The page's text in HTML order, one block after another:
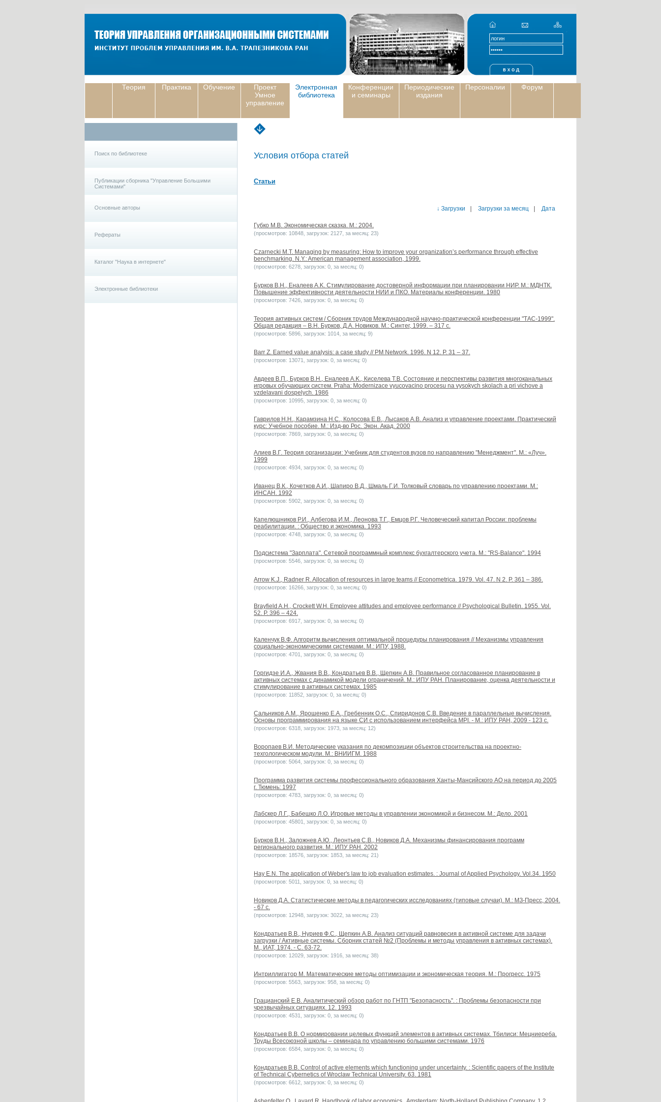
Теория Практика Обучение
Проект
Умное
управление
Электронная
библиотека
Конференции
и семинары
Периодические
издания
Персоналии Форум
Поиск по библиотеке
Публикации сборника "Управление Большими
Системами"
Основные авторы
Рефераты
Каталог "Наука в интернете"
Электронные библиотеки
Условия отбора статей
Статьи
↓ Загрузки Загрузки за месяц Дата
Губко М.В. Экономическая сказка. М.: 2004.
(просмотров: 10848, загрузок: 2127, за месяц: 23)
Czarnecki M.T. Managing by measuring: How to improve your organization’s performance through effective
benchmarking. N.Y.: American management association, 1999.
(просмотров: 6278, загрузок: 0, за месяц: 0)
Бурков B.H., Еналеев A.K. Стимулирование достоверной информации при планировании НИР. М.: МДНТК.
Повышение эффективности деятельности НИИ и ПКО. Материалы конференции. 1980
(просмотров: 7426, загрузок: 0, за месяц: 0)
Теория активных систем / Сборник трудов Международной научно-практической конференции "ТАС-1999".
Общая редакция – В.Н. Бурков, Д.А. Новиков. М.: Синтег, 1999. – 317 с.
(просмотров: 5896, загрузок: 1014, за месяц: 9)
Barr Z. Earned value analysis: a case study // PM Network. 1996. N 12. P. 31 – 37.
(просмотров: 13071, загрузок: 0, за месяц: 0)
Авдеев В.П., Бурков В.Н., Еналеев A.K., Киселева Т.В. Состояние и перспективы развития многоканальных
игровых обучающих систем. Praha: Modernizace vyucovacino procesu na vysokych skolach a pri vichove a
vzdelavani dospelych. 1986
(просмотров: 10995, загрузок: 0, за месяц: 0)
Гаврилов Н.Н., Карамзина Н.С., Колосова Е.В., Лысаков А.В. Анализ и управление проектами. Практический
курс: Учебное пособие. М.: Изд-во Рос. Экон. Акад. 2000
(просмотров: 7869, загрузок: 0, за месяц: 0)
Алиев В.Г. Теория организации: Учебник для студентов вузов по направлению "Менеджмент". М.: «Луч».
1999
(просмотров: 4934, загрузок: 0, за месяц: 0)
Иванец В.К., Кочетков А.И., Шапиро В.Д., Шмаль Г.И. Толковый словарь по управлению проектами. М.:
ИНСАН. 1992
(просмотров: 5902, загрузок: 0, за месяц: 0)
Капелюшников Р.И., Албегова И.М., Леонова Т.Г., Емцов Р.Г. Человеческий капитал России: проблемы
реабилитации. : Общество и экономика. 1993
(просмотров: 4748, загрузок: 0, за месяц: 0)
Подсистема "Зарплата". Сетевой программный комплекс бухгалтерского учета. М.: "RS-Balance". 1994
(просмотров: 5546, загрузок: 0, за месяц: 0)
Arrow K.J., Radner R. Allocation of resources in large teams // Econometrica. 1979. Vol. 47. N 2. P. 361 – 386.
(просмотров: 16266, загрузок: 0, за месяц: 0)
Brayfield A.H., Crockett W.H. Employee attitudes and employee performance // Psychological Bulletin. 1955. Vol.
52. P. 396 – 424.
(просмотров: 6917, загрузок: 0, за месяц: 0)
Каленчук В.Ф. Алгоритм вычисления оптимальной процедуры планирования // Механизмы управления
социально-экономическими системами. М.: ИПУ, 1988.
(просмотров: 4701, загрузок: 0, за месяц: 0)
Горгидзе И.A., Жвания В.B., Кондратьев В.B., Щепкин А.В. Правильное согласованное планирование в
активных системах с динамикой модели ограничений. М.: ИПУ РАН. Планирование, оценка деятельности и
стимулирование в активных системах. 1985
(просмотров: 11852, загрузок: 0, за месяц: 0)
Сальников А.М., Ярошенко Е.А., Гребенник О.С., Спиридонов С.В. Введение в параллельные вычисления.
Основы программирования на языке СИ с использованием интерфейса МРI. - М.: ИПУ РАН, 2009 - 123 с.
(просмотров: 6318, загрузок: 1973, за месяц: 12)
Воропаев В.И. Методические указания по декомпозиции объектов строительства на проектно-
техгологическом модули. М.: ВНИИГМ. 1988
(просмотров: 5064, загрузок: 0, за месяц: 0)
Программа развития системы профессионального образования Ханты-Мансийского АО на период до 2005
г. Тюмень: 1997
(просмотров: 4783, загрузок: 0, за месяц: 0)
Лабскер Л.Г., Бабешко Л.О. Игровые методы в управлении экономикой и бизнесом. М.: Дело. 2001
(просмотров: 45801, загрузок: 0, за месяц: 0)
Бурков В.Н., Заложнев А.Ю., Леонтьев С.В., Новиков Д.А. Механизмы финансирования программ
регионального развития. М.: ИПУ РАН. 2002
(просмотров: 18576, загрузок: 1853, за месяц: 21)
Hay E.N. The application of Weber's law to job evaluation estimates. : Journal of Applied Psychology. Vol.34. 1950
(просмотров: 5011, загрузок: 0, за месяц: 0)
Новиков Д.А. Статистические методы в педагогических исследованиях (типовые случаи). М.: МЗ-Пресс, 2004.
- 67 с.
(просмотров: 12948, загрузок: 3022, за месяц: 23)
Кондратьев В.В., Нуриев Ф.C., Щепкин А.В. Анализ ситуаций равновесия в активной системе для задачи
загрузки / Активные системы. Сборник статей №2 (Проблемы и методы управления в активных системах).
М., ИАТ, 1974. - С. 63-72.
(просмотров: 12029, загрузок: 1916, за месяц: 38)
Интриллигатор М. Математические методы оптимизации и экономическая теория. М.: Прогресс. 1975
(просмотров: 5563, загрузок: 958, за месяц: 0)
Грацианский Е.В. Аналитический обзор работ по ГНТП "Безопасность". : Проблемы безопасности при
чрезвычайных ситуациях. 12. 1993
(просмотров: 4531, загрузок: 0, за месяц: 0)
Кондратьев В.В. О нормировании целевых функций элементов в активных системах. Тбилиси: Мецниереба.
Труды Всесоюзной школы – семинара по управлению большими системами. 1976
(просмотров: 6584, загрузок: 0, за месяц: 0)
Кондратьев В.В. Control of active elements which functioning under uncertainty. : Scientific papers of the Institute
of Technical Cybernetics of Wroclaw Technical University. 63. 1981
(просмотров: 6612, загрузок: 0, за месяц: 0)